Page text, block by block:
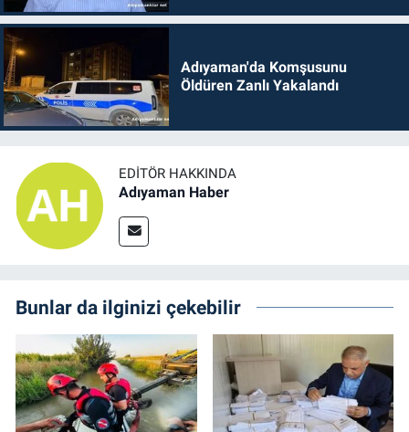
Adıyaman'da Komşusunu
Öldüren Zanlı Yakalandı
EDITÖR HAKKINDA
Adıyaman Haber
Bunlar da ilginizi çekebilir